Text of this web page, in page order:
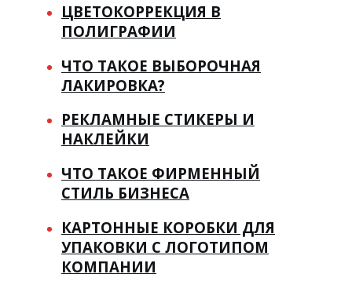
ЦВЕТОКОРРЕКЦИЯ В
ПОЛИГРАФИИ
ЧТО ТАКОЕ ВЫБОРОЧНАЯ
ЛАКИРОВКА?
РЕКЛАМНЫЕ СТИКЕРЫ И
НАКЛЕЙКИ
ЧТО ТАКОЕ ФИРМЕННЫЙ
СТИЛЬ БИЗНЕСА
КАРТОННЫЕ КОРОБКИ ДЛЯ
УПАКОВКИ С ЛОГОТИПОМ
КОМПАНИИ